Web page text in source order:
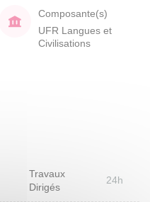
Composante(s)
UFR Langues et
Civilisations
Travaux
Dirigés
24h